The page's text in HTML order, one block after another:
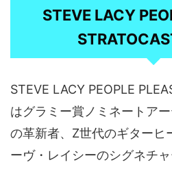
STEVE LACY
STEVE LACY PEOPLE
はグラミー賞ノミネートア
の革新者、Z世代のギターヒ
ーヴ・レイシーのシグネチャ